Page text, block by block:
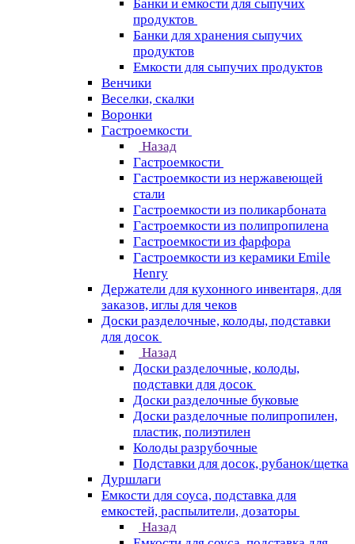
Банки и емкости для сыпучих
продуктов
Банки для хранения сыпучих
продуктов
Емкости для сыпучих продуктов
Венчики
Веселки, скалки
Воронки
Гастроемкости
Назад
Гастроемкости
Гастроемкости из нержавеющей
стали
Гастроемкости из поликарбоната
Гастроемкости из полипропилена
Гастроемкости из фарфора
Гастроемкости из керамики Emile
Henry
Держатели для кухонного инвентаря, для
заказов, иглы для чеков
Доски разделочные, колоды, подставки
для досок
Назад
Доски разделочные, колоды,
подставки для досок
Доски разделочные буковые
Доски разделочные полипропилен,
пластик, полиэтилен
Колоды разрубочные
Подставки для досок, рубанок/щетка
Дуршлаги
Емкости для соуса, подставка для
емкостей, распылители, дозаторы
Назад